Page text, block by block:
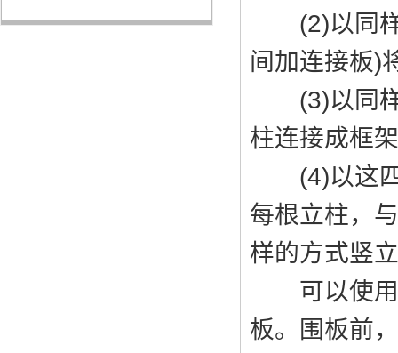
(2)以同样
间加连接板)
(3)以同样
柱连接成框
(4)以这四
每根立柱，
样的方式竖
可以使用
板。围板前